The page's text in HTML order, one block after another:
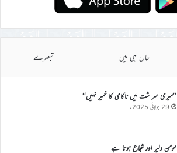
حال ہی میں تبصرے
’’میری سر شت میں ناکامی کا خمیر نہیں‘‘
29 جولائی 2025ء
مومن دلیر اور شجاع ہوتا ہے